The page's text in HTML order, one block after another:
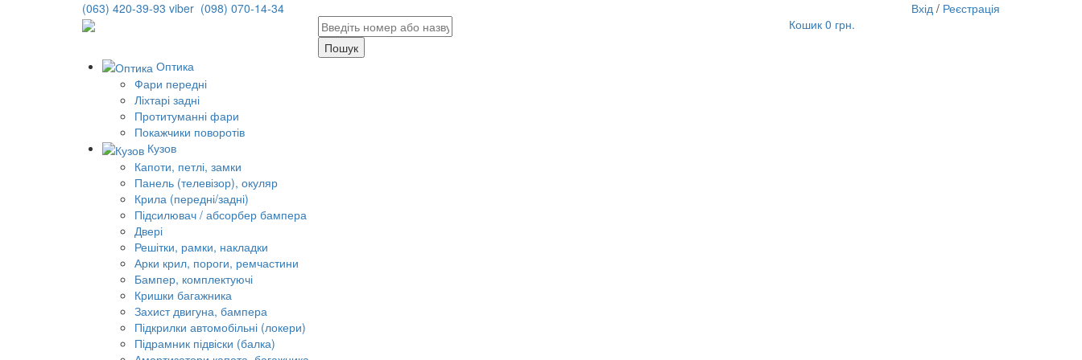
(063) 420-39-93 viber (098) 070-14-34 Вхід / Реєстрація
Кошик 0 грн.
Оптика
Фари передні
Ліхтарі задні
Протитуманні фари
Покажчики поворотів
Кузов
Капоти, петлі, замки
Панель (телевізор), окуляр
Крила (передні/задні)
Підсилювач / абсорбер бампера
Двері
Решітки, рамки, накладки
Арки крил, пороги, ремчастини
Бампер, комплектуючі
Кришки багажника
Захист двигуна, бампера
Підкрилки автомобільні (локери)
Підрамник підвіски (балка)